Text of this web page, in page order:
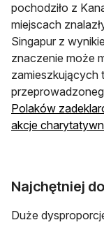
pochodziło z
miejscach
Singapur z
znaczenie może
zamieszkujących
Polaków
akcje
Najchętniej
Duże